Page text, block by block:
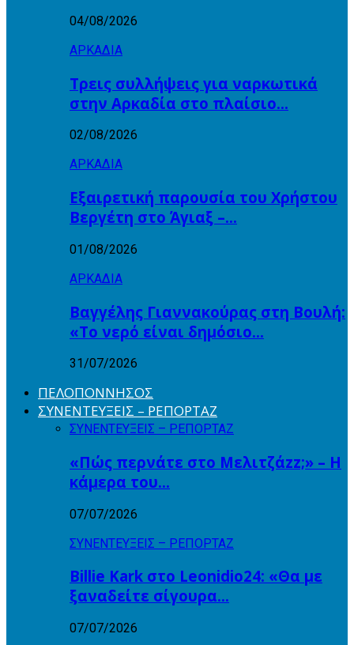
04/08/2026
ΑΡΚΑΔΙΑ
Τρεις συλλήψεις για ναρκωτικά
στην Αρκαδία στο πλαίσιο…
02/08/2026
ΑΡΚΑΔΙΑ
Εξαιρετική παρουσία του Χρήστου
Βεργέτη στο Άγιαξ –…
01/08/2026
ΑΡΚΑΔΙΑ
Βαγγέλης Γιαννακούρας στη Βουλή:
«Το νερό είναι δημόσιο…
31/07/2026
ΠΕΛΟΠΟΝΝΗΣΟΣ
ΣΥΝΕΝΤΕΥΞΕΙΣ – ΡΕΠΟΡΤΑΖ
ΣΥΝΕΝΤΕΥΞΕΙΣ – ΡΕΠΟΡΤΑΖ
«Πώς περνάτε στο Μελιτζάzz;» – Η
κάμερα του…
07/07/2026
ΣΥΝΕΝΤΕΥΞΕΙΣ – ΡΕΠΟΡΤΑΖ
Billie Kark στο Leonidio24: «Θα με
ξαναδείτε σίγουρα…
07/07/2026